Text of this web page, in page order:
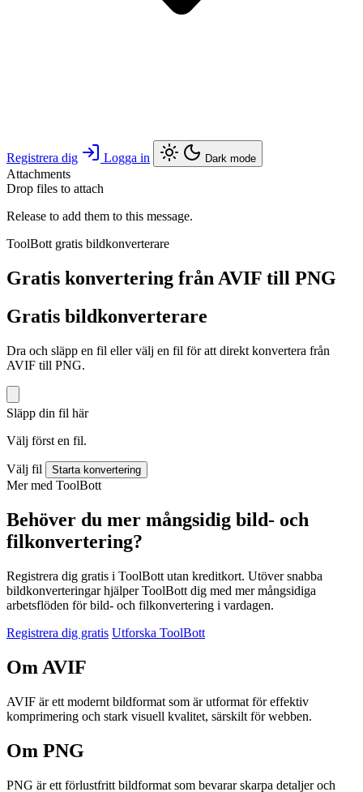
Registrera dig Logga in Dark mode
Attachments
Drop files to attach
Release to add them to this message.
ToolBott gratis bildkonverterare
Gratis konvertering från AVIF till PNG
Gratis bildkonverterare
Dra och släpp en fil eller välj en fil för att direkt konvertera från
AVIF till PNG.
Släpp din fil här
Välj först en fil.
Välj fil Starta konvertering
Mer med ToolBott
Behöver du mer mångsidig bild- och
filkonvertering?
Registrera dig gratis i ToolBott utan kreditkort. Utöver snabba
bildkonverteringar hjälper ToolBott dig med mer mångsidiga
arbetsflöden för bild- och filkonvertering i vardagen.
Registrera dig gratis Utforska ToolBott
Om AVIF
AVIF är ett modernt bildformat som är utformat för effektiv
komprimering och stark visuell kvalitet, särskilt för webben.
Om PNG
PNG är ett förlustfritt bildformat som bevarar skarpa detaljer och